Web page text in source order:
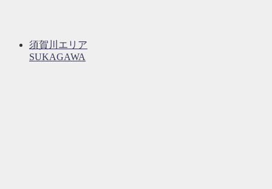
須賀川エリア
SUKAGAWA